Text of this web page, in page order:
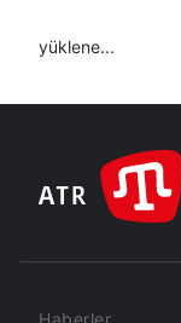
yüklene...
Haberler